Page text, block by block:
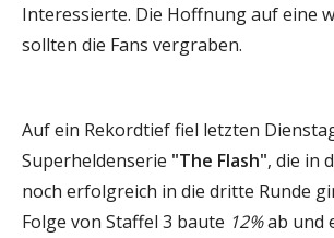
Interessierte. Die Hoffnung auf eine
sollten die Fans vergraben.
Auf ein Rekordtief fiel letzten
Superheldenserie "The Flash", die in
noch erfolgreich in die dritte Runde
Folge von Staffel 3 baute 12%ab und